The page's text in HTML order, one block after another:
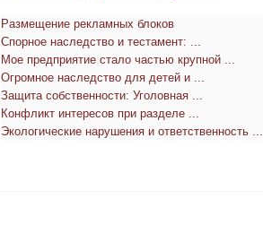
Размещение рекламных блоков
Спорное наследство и тестамент: ...
Мое предприятие стало частью крупной ...
Огромное наследство для детей и ...
Защита собственности: Уголовная ...
Конфликт интересов при разделе ...
Экологические нарушения и ответственность ...